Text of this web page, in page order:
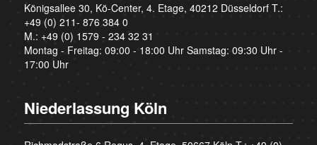
Königsallee 30, Kö-Center, 4. Etage, 40212 Düsseldorf T.:
+49 (0) 211- 876 384 0
M.: +49 (0) 1579 - 234 32 31
Montag - Freitag: 09:00 - 18:00 Uhr Samstag: 09:30 Uhr -
17:00 Uhr
Niederlassung Köln